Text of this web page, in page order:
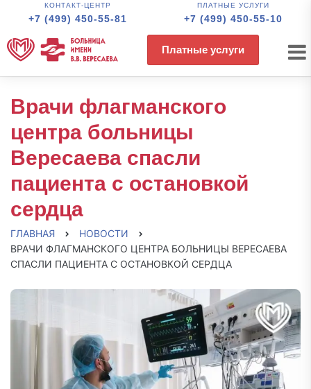
КОНТАКТ-ЦЕНТР
+7 (499) 450-55-81
ПЛАТНЫЕ УСЛУГИ
+7 (499) 450-55-10
Платные услуги
Врачи флагманского
центра больницы
Вересаева спасли
пациента с остановкой
сердца
ГЛАВНАЯ
НОВОСТИ
ВРАЧИ ФЛАГМАНСКОГО ЦЕНТРА БОЛЬНИЦЫ ВЕРЕСАЕВА
СПАСЛИ ПАЦИЕНТА С ОСТАНОВКОЙ СЕРДЦА